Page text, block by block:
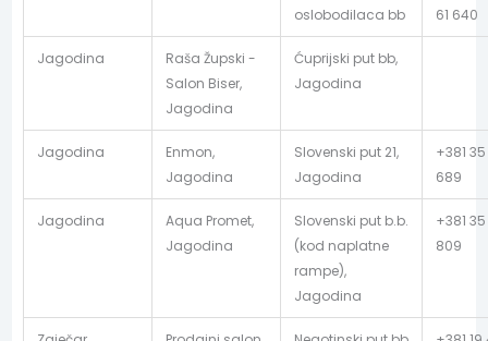
oslobodilaca bb
61 640
Jagodina
Raša Župski -
Salon Biser,
Jagodina
Ćuprijski put bb,
Jagodina
Jagodina
Enmon,
Jagodina
Slovenski put 21,
Jagodina
+381 35
689
Jagodina
Aqua Promet,
Jagodina
Slovenski put b.b.
(kod naplatne
rampe),
Jagodina
+381
809